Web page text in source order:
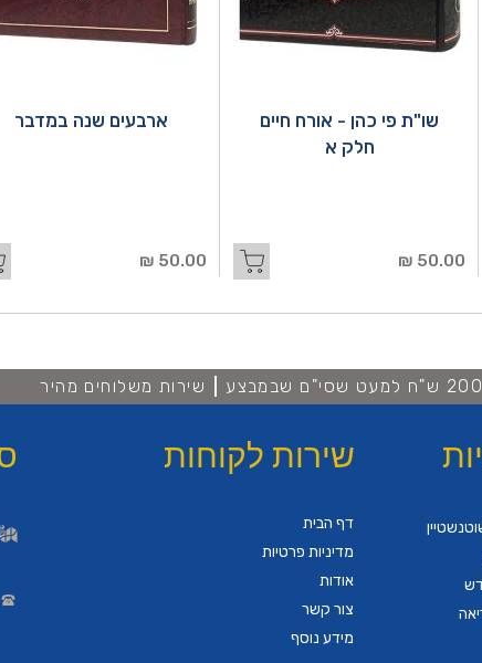
שו"ת פי כהן - אורח חיים
חלק א
50.00 ₪
ארבעים שנה במדבר
50.00 ₪
שירות משלוחים מהיר
שירות לקוחות
דף הבית
מדיניות פרטיות
אודות
צור קשר
מידע נוסף